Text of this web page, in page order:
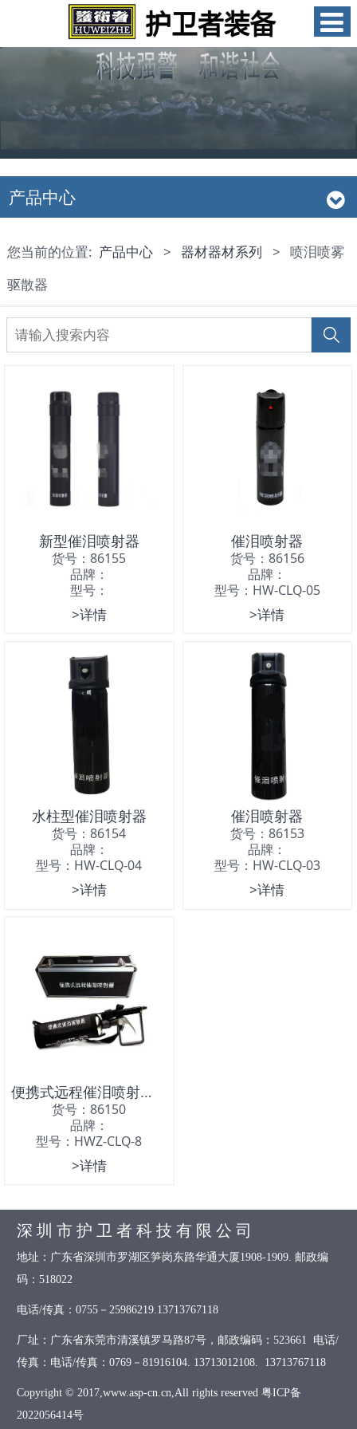
产品中心
您当前的位置: 产品中心 > 器材器材系列 > 喷泪喷雾
驱散器
新型催泪喷射器
货号：86155
品牌：
型号：
>详情
催泪喷射器
货号：86156
品牌：
型号：HW-CLQ-05
>详情
水柱型催泪喷射器
货号：86154
品牌：
型号：HW-CLQ-04
>详情
催泪喷射器
货号：86153
品牌：
型号：HW-CLQ-03
>详情
便携式远程催泪喷射器2L
货号：86150
品牌：
型号：HWZ-CLQ-8
>详情
深 圳 市 护 卫 者 科 技 有 限 公 司
地址：广东省深圳市罗湖区笋岗东路华通大厦1908-1909. 邮政编
码：518022
电话/传真：0755－25986219.13713767118
厂址：广东省东莞市清溪镇罗马路87号，邮政编码：523661 电话/
传真：电话/传真：0769－81916104. 13713012108. 13713767118
Copyright © 2017,www.asp-cn.cn,All rights reserved 粤ICP备
2022056414号